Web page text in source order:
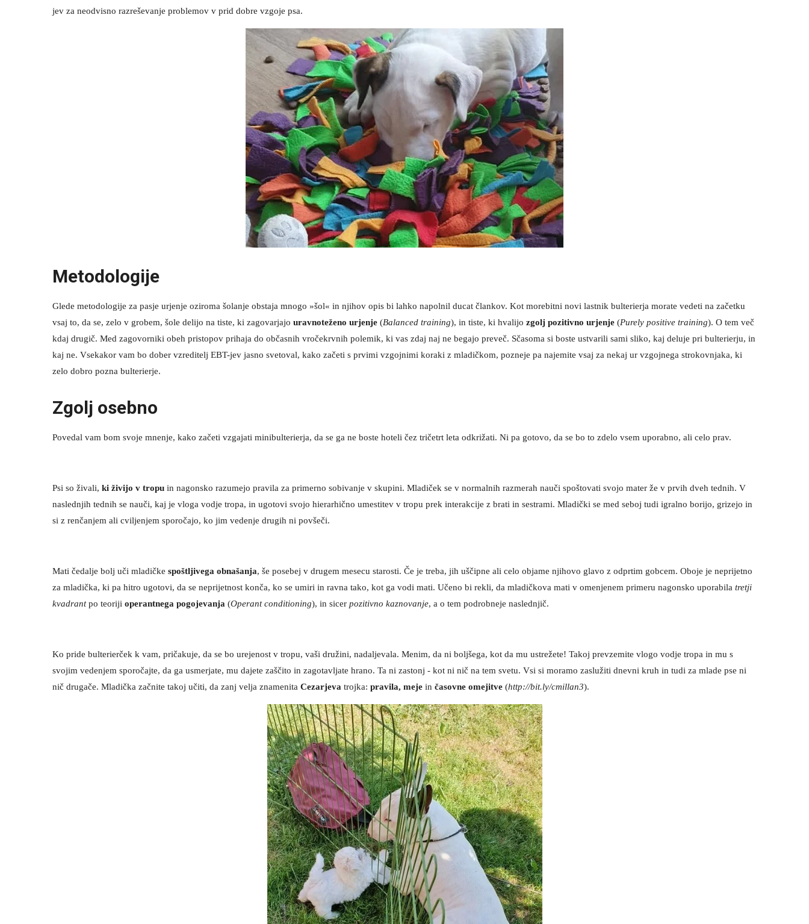
jev za neodvisno razreševanje problemov v prid dobre vzgoje psa.
Metodologije
Glede metodologije za pasje urjenje oziroma šolanje obstaja mnogo »šol« in njihov opis bi lahko napolnil ducat člankov. Kot morebitni novi lastnik bulterierja morate vedeti na začetku
vsaj to, da se, zelo v grobem, šole delijo na tiste, ki zagovarjajo uravnoteženo urjenje (Balanced training), in tiste, ki hvalijo zgolj pozitivno urjenje (Purely positive training). O tem več
kdaj drugič. Med zagovorniki obeh pristopov prihaja do občasnih vročekrvnih polemik, ki vas zdaj naj ne begajo preveč. Sčasoma si boste ustvarili sami sliko, kaj deluje pri bulterierju, in
kaj ne. Vsekakor vam bo dober vzreditelj EBT-jev jasno svetoval, kako začeti s prvimi vzgojnimi koraki z mladičkom, pozneje pa najemite vsaj za nekaj ur vzgojnega strokovnjaka, ki
zelo dobro pozna bulterierje.
Zgolj osebno
Povedal vam bom svoje mnenje, kako začeti vzgajati minibulterierja, da se ga ne boste hoteli čez tričetrt leta odkrižati. Ni pa gotovo, da se bo to zdelo vsem uporabno, ali celo prav.
Psi so živali, ki živijo v tropu in nagonsko razumejo pravila za primerno sobivanje v skupini. Mladiček se v normalnih razmerah nauči spoštovati svojo mater že v prvih dveh tednih. V
naslednjih tednih se nauči, kaj je vloga vodje tropa, in ugotovi svojo hierarhično umestitev v tropu prek interakcije z brati in sestrami. Mladički se med seboj tudi igralno borijo, grizejo in
si z renčanjem ali cviljenjem sporočajo, ko jim vedenje drugih ni povšeči.
Mati čedalje bolj uči mladičke spoštljivega obnašanja, še posebej v drugem mesecu starosti. Če je treba, jih uščipne ali celo objame njihovo glavo z odprtim gobcem. Oboje je neprijetno
za mladička, ki pa hitro ugotovi, da se neprijetnost konča, ko se umiri in ravna tako, kot ga vodi mati. Učeno bi rekli, da mladičkova mati v omenjenem primeru nagonsko uporabila tretji
kvadrantpo teoriji operantnega pogojevanja (Operant conditioning), in sicer pozitivno kaznovanje, a o tem podrobneje naslednjič.
Ko pride bulterierček k vam, pričakuje, da se bo urejenost v tropu, vaši družini, nadaljevala. Menim, da ni boljšega, kot da mu ustrežete! Takoj prevzemite vlogo vodje tropa in mu s
svojim vedenjem sporočajte, da ga usmerjate, mu dajete zaščito in zagotavljate hrano. Ta ni zastonj - kot ni nič na tem svetu. Vsi si moramo zaslužiti dnevni kruh in tudi za mlade pse ni
nič drugače. Mladička začnite takoj učiti, da zanj velja znamenita Cezarjeva trojka: pravila, meje in časovne omejitve (http://bit.ly/cmillan3).